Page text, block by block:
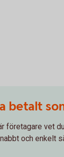
betalt
företagare vet
och enkelt